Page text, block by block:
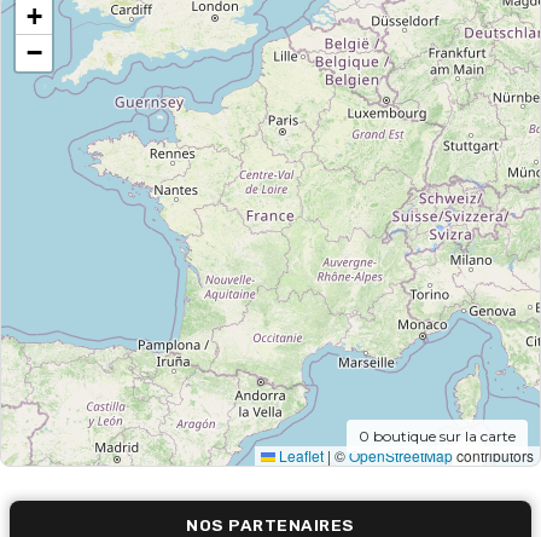
+
−
Leaflet | ©OpenStreetMapcontributors
0 boutique sur la carte
NOS PARTENAIRES